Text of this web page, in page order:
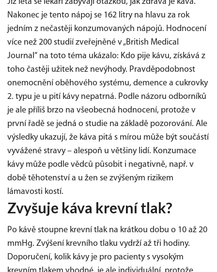
Nakonec je tento nápoj se 162 litry na hlavu za rok
jedním z nečastěji konzumovaných nápojů. Hodnocení
více než 200 studií zveřejněné v „British Medical
Journal“ na toto téma ukázalo: Kdo pije kávu, získává z
toho častěji užitek než nevýhody. Pravděpodobnost
onemocnění oběhového systému, demence a cukrovky
2. typu je u pití kávy nepatrná. Podle názoru odborníků
je ale příliš brzo na všeobecná hodnocení, protože v
první řadě se jedná o studie na základě pozorování. Ale
výsledky ukazují, že káva pitá s mírou může být součástí
vyvážené stravy – alespoň u většiny lidí. Konzumace
kávy může podle vědců působit i negativně, např. v
době těhotenství a u žen se zvýšeným rizikem
lámavosti kostí.
Zvyšuje káva krevní tlak?
Po kávě stoupne krevní tlak na krátkou dobu o 10 až 20
mmHg. Zvýšení krevního tlaku vydrží až tři hodiny.
Doporučení, kolik kávy je pro pacienty s vysokým